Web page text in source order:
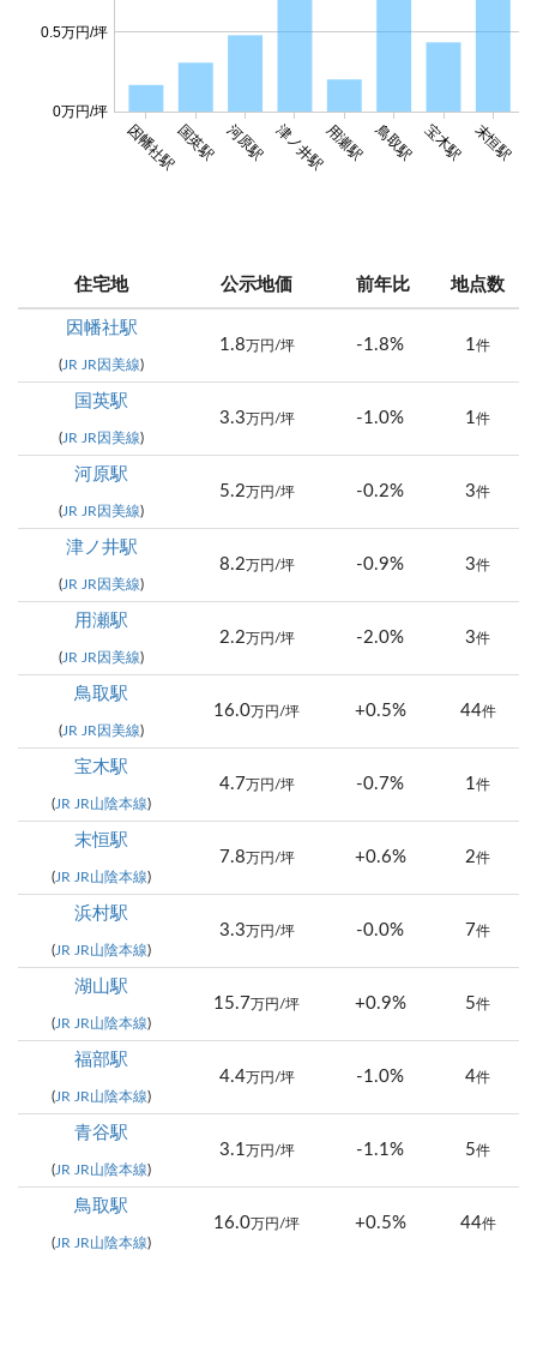
因幡社駅国英駅 河原駅 津ノ井駅用瀬駅 鳥取駅 宝木駅 末恒駅
0万円/坪
0.5万円/坪
住宅地 公示地価 前年比 地点数
因幡社駅
(JR JR因美線)
1.8 万円/坪 -1.8% 1件
国英駅
(JR JR因美線)
3.3 万円/坪 -1.0% 1件
河原駅
(JR JR因美線)
5.2 万円/坪 -0.2% 3件
津ノ井駅
(JR JR因美線)
8.2 万円/坪 -0.9% 3件
用瀬駅
(JR JR因美線)
2.2 万円/坪 -2.0% 3件
鳥取駅
(JR JR因美線)
16.0 万円/坪 +0.5% 44件
宝木駅
(JR JR山陰本線)
4.7 万円/坪 -0.7% 1件
末恒駅
(JR JR山陰本線)
7.8 万円/坪 +0.6% 2件
浜村駅
(JR JR山陰本線)
3.3 万円/坪 -0.0% 7件
湖山駅
(JR JR山陰本線)
15.7 万円/坪 +0.9% 5件
福部駅
(JR JR山陰本線)
4.4万円/坪 -1.0% 4件
青谷駅
(JR JR山陰本線)
3.1 万円/坪 -1.1% 5件
鳥取駅
(JR JR山陰本線)
16.0 万円/坪 +0.5% 44件